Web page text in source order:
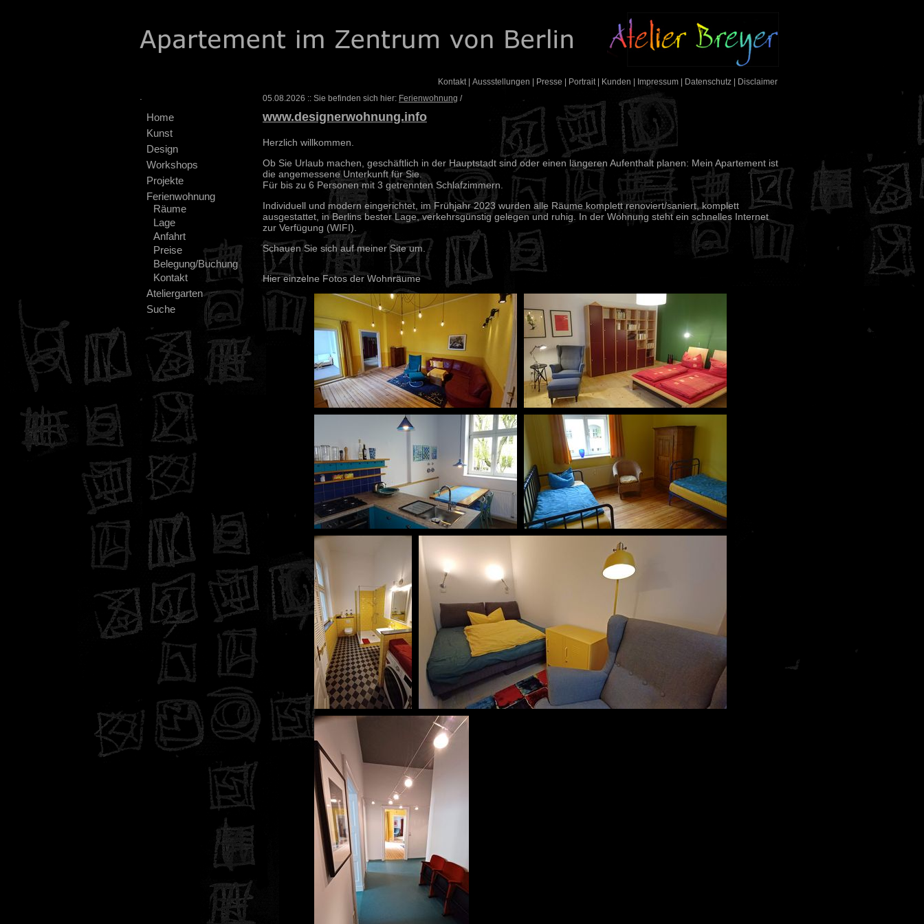
Kontakt| Aussstellungen Presse Portrait| Kunden Impressum Datenschutz Disclaimer
Home
Kunst
Design
Workshops
Projekte
Ferienwohnung
Räume
Lage
Anfahrt
Preise
Belegung/Buchung
Kontakt
Ateliergarten
Suche
05.08.2026 :: Sie befinden sich hier: Ferienwohnung /
www.designerwohnung.info
Herzlich willkommen.
Ob Sie Urlaub machen, geschäftlich in der Hauptstadt sind oder einen längeren Aufenthalt planen: Mein Apartement ist
die angemessene Unterkunft für Sie.
Für bis zu 6 Personen mit 3 getrennten Schlafzimmern.
Individuell und modern eingerichtet, im Frühjahr 2023 wurden alle Räume komplett renoviert/saniert, komplett
ausgestattet, in Berlins bester Lage, verkehrsgünstig gelegen und ruhig. In der Wohnung steht ein schnelles Internet
zur Verfügung (WIFI).
Schauen Sie sich auf meiner Site um.
Hier einzelne Fotos der Wohnräume